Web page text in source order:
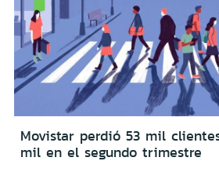
Movistar perdió 53 mil
mil en el segundo trimestre